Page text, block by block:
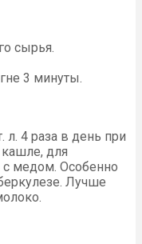
сырья.
3 минуты.
4 раза в день при
для
медом. Особенно
Лучше